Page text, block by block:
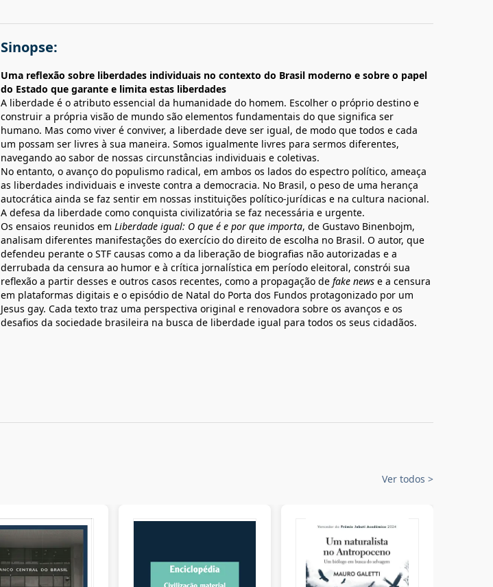
Sinopse:
Uma reflexão sobre liberdades individuais no contexto do Brasil moderno e sobre o papel
do Estado que garante e limita estas liberdades
A liberdade é o atributo essencial da humanidade do homem. Escolher o próprio destino e
construir a própria visão de mundo são elementos fundamentais do que significa ser
humano. Mas como viver é conviver, a liberdade deve ser igual, de modo que todos e cada
um possam ser livres à sua maneira. Somos igualmente livres para sermos diferentes,
navegando ao sabor de nossas circunstâncias individuais e coletivas.
No entanto, o avanço do populismo radical, em ambos os lados do espectro político, ameaça
as liberdades individuais e investe contra a democracia. No Brasil, o peso de uma herança
autocrática ainda se faz sentir em nossas instituições político-jurídicas e na cultura nacional.
A defesa da liberdade como conquista civilizatória se faz necessária e urgente.
Os ensaios reunidos em Liberdade igual: O que é e por que importa, de Gustavo Binenbojm,
analisam diferentes manifestações do exercício do direito de escolha no Brasil. O autor, que
defendeu perante o STF causas como a da liberação de biografias não autorizadas e a
derrubada da censura ao humor e à crítica jornalística em período eleitoral, constrói sua
reflexão a partir desses e outros casos recentes, como a propagação de fake news e a censura
em plataformas digitais e o episódio de Natal do Porta dos Fundos protagonizado por um
Jesus gay. Cada texto traz uma perspectiva original e renovadora sobre os avanços e os
desafios da sociedade brasileira na busca de liberdade igual para todos os seus cidadãos.
Ver todos >